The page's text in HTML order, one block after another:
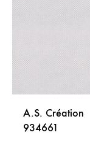
A.S. Création
934661